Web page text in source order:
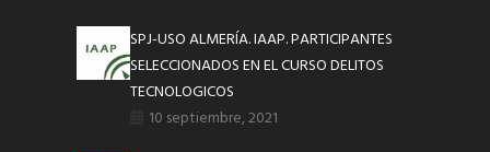
SPJ-USO ALMERÍA. IAAP. PARTICIPANTES
SELECCIONADOS EN EL CURSO DELITOS
TECNOLOGICOS
10 septiembre, 2021